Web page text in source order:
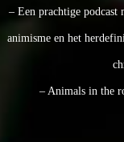
– Een prachtige podcast
animisme en het
– Animals in the